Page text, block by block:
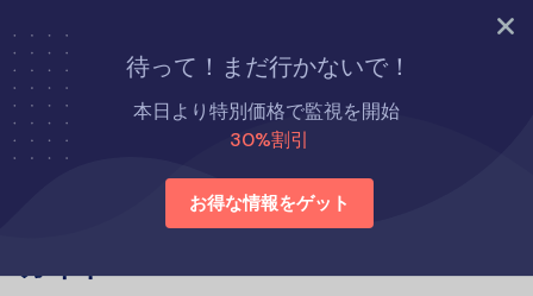
今すぐ試す
待って！まだ行かないで！
本日より特別価格で監視を開始
30%割引
お得な情報をゲット
ホーム
Eyezyの代替品
携帯電話モニタリングアプリ：簡単ガイド
携帯電話モニタリングアプリ：簡単